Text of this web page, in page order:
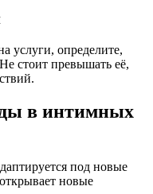
услуги, определите,
стоит превышать её,
в интимных
под новые
новые